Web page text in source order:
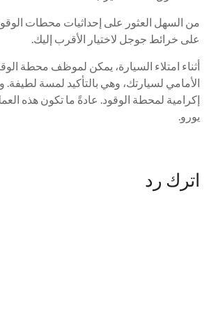
من السهل العثور على إحداثيات محطات
على خرائط جوجل لاختيار الأقرب إليك.
أثناء امتلاء السيارة، يمكن لموظف محطة
الأمامي لسيارتك، وهي بالتأكيد لمسة لطيفة.
يورو.
اترك رد